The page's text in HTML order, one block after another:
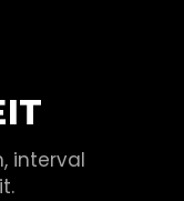
interval